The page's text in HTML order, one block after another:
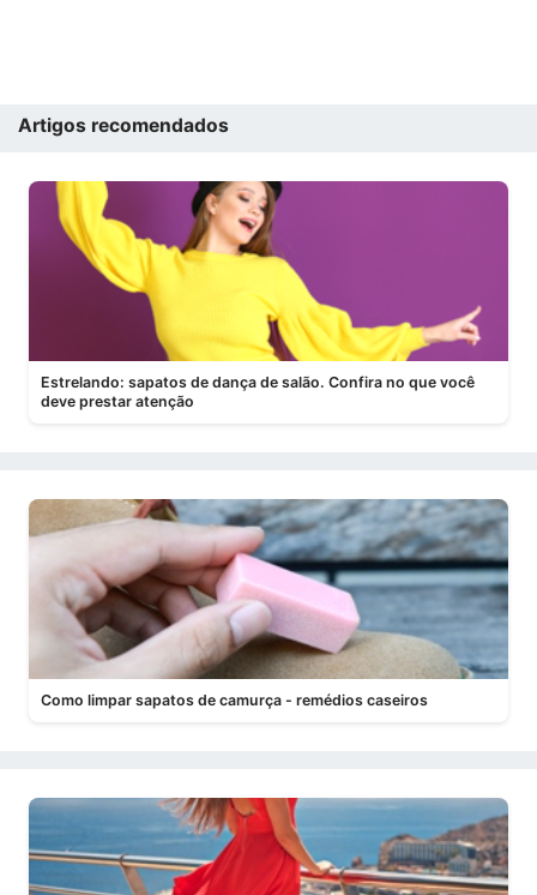
Artigos recomendados
Estrelando: sapatos de dança de salão. Confira no que você
deve prestar atenção
Como limpar sapatos de camurça - remédios caseiros